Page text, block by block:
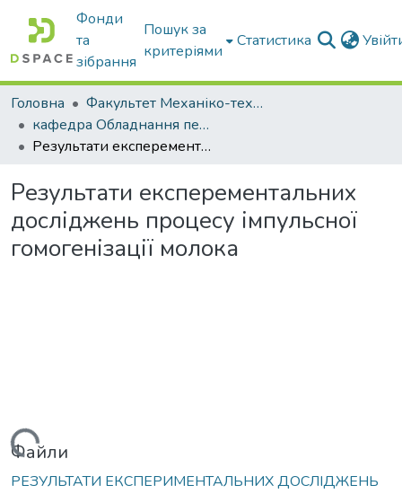
Фонди
та
зібрання
Пошук за
критеріями
Статистика
Головна
Факультет Механіко-технологічний
кафедра Обладнання переробних і харчових виробництв ім. професора Ф.Ю. Ялпачика
Результати експерементальних досліджень процесу імпульсної гомогенізації молока
Результати експерементальних
досліджень процесу імпульсної
гомогенізації молока
Файли
РЕЗУЛЬТАТИ ЕКСПЕРИМЕНТАЛЬНИХ ДОСЛІДЖЕНЬ